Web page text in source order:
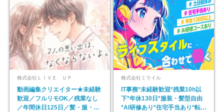
株式会社ＬＩＶＥ ＵＰ
動画編集クリエイター★未経験
歓迎／フルリモOK／残業なし
／年間休日125日／髪・服・ネ
株式会社ミライル
IT事務*未経験歓迎*残業10h以
下*年休130日*服装・髪型自由
*AI研修あり*住宅手当あり*転勤